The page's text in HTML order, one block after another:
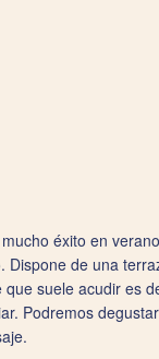
éxito en
Dispone de una
suele acudir es
Podremos